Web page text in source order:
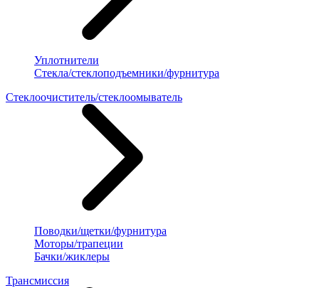
Уплотнители
Стекла/стеклоподъемники/фурнитура
Стеклоочиститель/стеклоомыватель
Поводки/щетки/фурнитура
Моторы/трапеции
Бачки/жиклеры
Трансмиссия